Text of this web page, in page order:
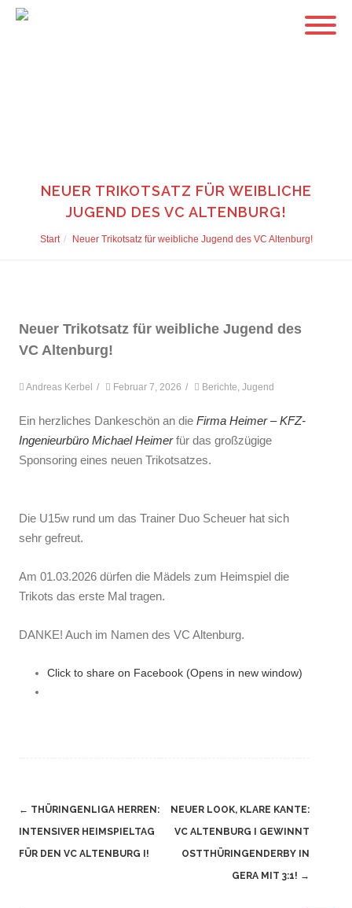
NEUER TRIKOTSATZ FÜR WEIBLICHE
JUGEND DES VC ALTENBURG!
Start Neuer Trikotsatz für weibliche Jugend des VC Altenburg!
Neuer Trikotsatz für weibliche Jugend des
VC Altenburg!
Andreas Kerbel / Februar 7, 2026 / Berichte Jugend
Ein herzliches Dankeschön an die Firma Heimer – KFZ-
Ingenieurbüro Michael Heimerfür das großzügige
Sponsoring eines neuen Trikotsatzes.
Die U15w rund um das Trainer Duo Scheuer hat sich
sehr gefreut.
Am 01.03.2026 dürfen die Mädels zum Heimspiel die
Trikots das erste Mal tragen.
DANKE! Auch im Namen des VC Altenburg.
Click to share on Facebook (Opens in new window)
Navigation
(Beiträge)
← THÜRINGENLIGA HERREN:
INTENSIVER HEIMSPIELTAG
FÜR DEN VC ALTENBURG I!
NEUER LOOK, KLARE KANTE:
VC ALTENBURG I GEWINNT
OSTTHÜRINGENDERBY IN
GERA MIT 3:1! →